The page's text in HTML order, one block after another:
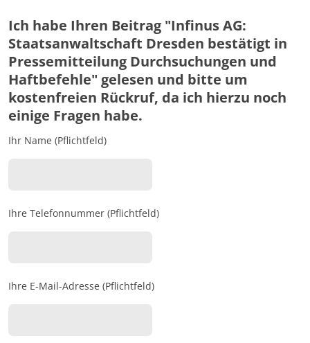
Ich habe Ihren Beitrag "Infinus AG:
Staatsanwaltschaft Dresden bestätigt in
Pressemitteilung Durchsuchungen und
Haftbefehle" gelesen und bitte um
kostenfreien Rückruf, da ich hierzu noch
einige Fragen habe.
Ihr Name (Pflichtfeld)
Ihre Telefonnummer (Pflichtfeld)
Ihre E-Mail-Adresse (Pflichtfeld)